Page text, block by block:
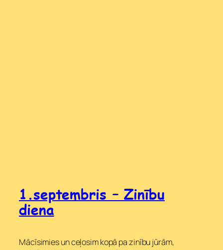
1.septembris – Zinību
diena
Mācīsimies un ceļosim kopā pa zinību jūrām,